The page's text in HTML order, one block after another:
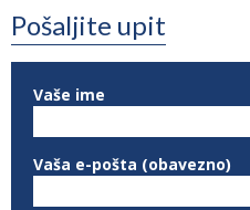
Pošaljite upit
Vaše ime
Vaša e-pošta (obavezno)